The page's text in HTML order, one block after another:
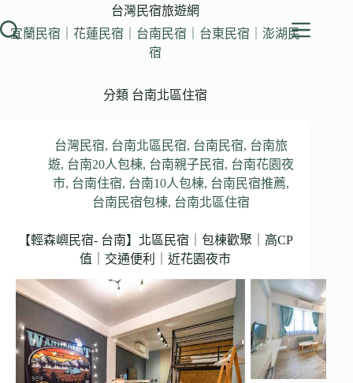
至
台灣民宿旅遊網
宜蘭民宿｜花蓮民宿｜台南民宿｜台東民宿｜澎湖民
宿
分類 台南北區住宿
台灣民宿, 台南北區民宿, 台南民宿, 台南旅
遊, 台南20人包棟, 台南親子民宿, 台南花園夜
市, 台南住宿, 台南10人包棟, 台南民宿推薦,
台南民宿包棟, 台南北區住宿
【輕森嶼民宿- 台南】北區民宿｜包棟歡聚｜高CP
值｜交通便利｜近花園夜市